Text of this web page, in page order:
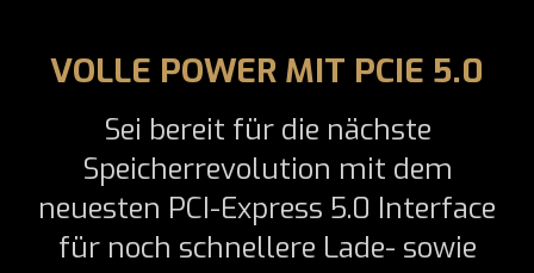
VOLLE POWER MIT PCIE 5.0
Sei bereit für die nächste
Speicherrevolution mit dem
neuesten PCI-Express 5.0 Interface
für noch schnellere Lade- sowie